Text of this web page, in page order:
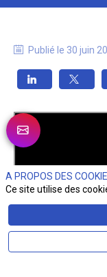
Publié le 30 juin
A PROPOS DES
Ce site utilise des